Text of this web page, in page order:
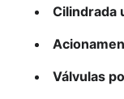
Cilindrada
Válvulas